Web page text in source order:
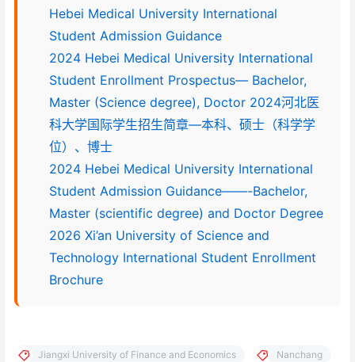
Hebei Medical University International
Student Admission Guidance
2024 Hebei Medical University International
Student Enrollment Prospectus— Bachelor,
Master (Science degree), Doctor 2024河北医
科大学国际学生招生简章—本科、硕士（科学学
位）、博士
2024 Hebei Medical University International
Student Admission Guidance——-Bachelor,
Master (scientific degree) and Doctor Degree
2026 Xi’an University of Science and
Technology International Student Enrollment
Brochure
Jiangxi University of Finance and Economics Nanchang